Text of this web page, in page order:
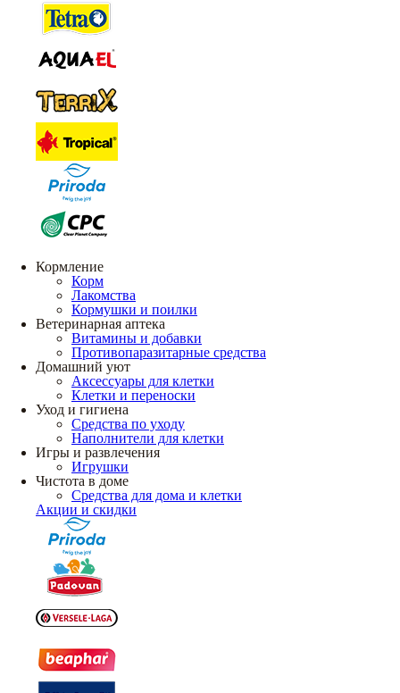
Кормление
Корм
Лакомства
Кормушки и поилки
Ветеринарная аптека
Витамины и добавки
Противопаразитарные средства
Домашний уют
Аксессуары для клетки
Клетки и переноски
Уход и гигиена
Средства по уходу
Наполнители для клетки
Игры и развлечения
Игрушки
Чистота в доме
Средства для дома и клетки
Акции и скидки